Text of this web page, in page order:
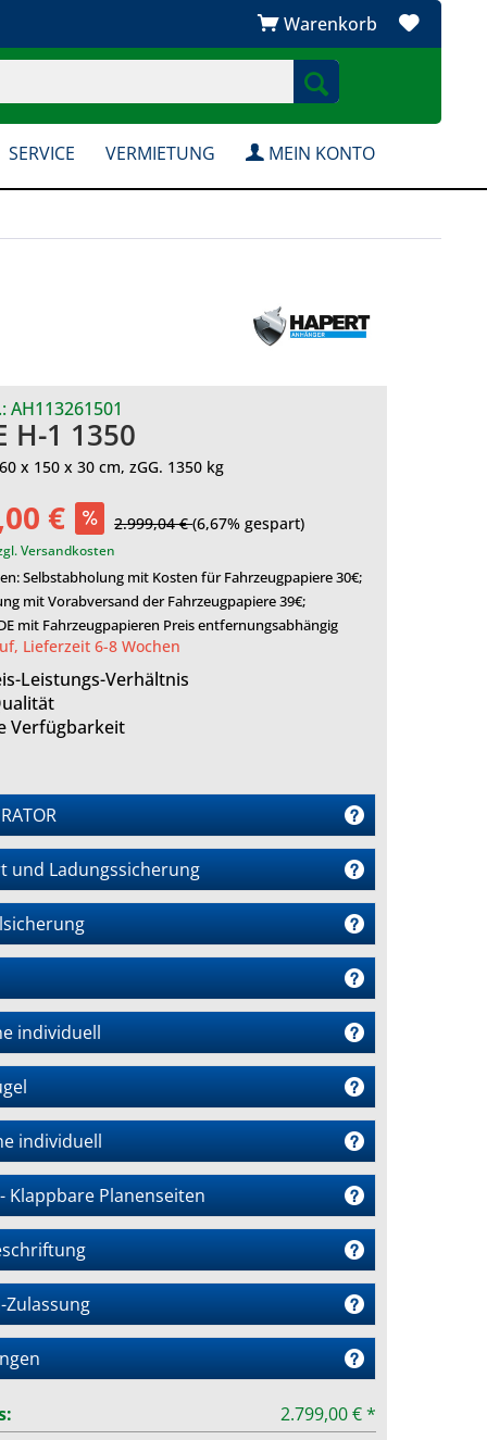
Warenkorb
SERVICE VERMIETUNG MEIN KONTO
AH113261501
H-1 1350
x 150 x 30 cm, zGG. 1350 kg
€ 2.999,04 €(6,67% gespart)
Versandkosten
Selbstabholung mit Kosten für Fahrzeugpapiere 30€;
mit Vorabversand der Fahrzeugpapiere 39€;
mit Fahrzeugpapieren Preis entfernungsabhängig
Lieferzeit 6-8 Wochen
Leistungs-Verhältnis
Verfügbarkeit
und Ladungssicherung
individuell
individuell
Klappbare Planenseiten
Zulassung
2.799,00 € *